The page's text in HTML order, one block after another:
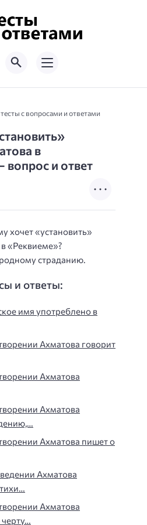
с вопросами и ответами
в
вопрос и ответ
хочет «установить»
«Реквиеме»?
страданию.
и ответы:
имя употреблено в
Ахматова говорит
Ахматова
Ахматова
Ахматова пишет о
Ахматова
Ахматова